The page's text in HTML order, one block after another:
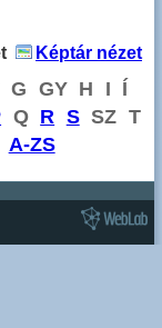
Képtár nézet
G GY H I Í
Q R S SZ T
A-ZS